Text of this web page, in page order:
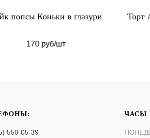
попсы Коньки в глазури
170 руб/шт
Торт
550-05-39
ЧАСЫ